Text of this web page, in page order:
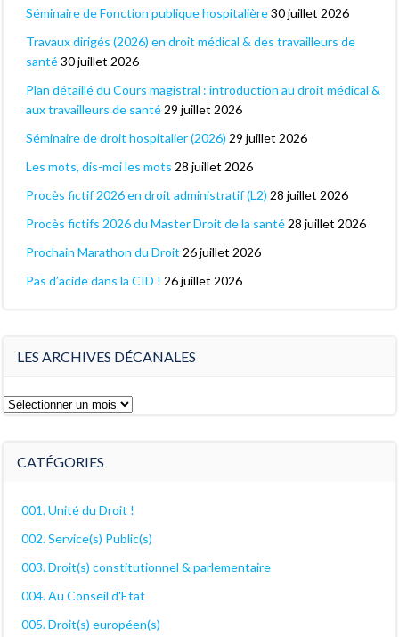
Séminaire de Fonction publique hospitalière30 juillet 2026
Travaux dirigés (2026) en droit médical & des travailleurs de
santé30 juillet 2026
Plan détaillé du Cours magistral : introduction au droit médical &
aux travailleurs de santé 29 juillet 2026
Séminaire de droit hospitalier (2026) 29 juillet 2026
Les mots, dis-moi les mots 28 juillet 2026
Procès fictif 2026 en droit administratif (L2) 28 juillet 2026
Procès fictifs 2026 du Master Droit de la santé 28 juillet 2026
Prochain Marathon du Droit 26 juillet 2026
Pas d’acide dans la CID ! 26 juillet 2026
LES ARCHIVES DÉCANALES
Les
CATÉGORIES
001. Unité du Droit !
002. Service(s) Public(s)
003. Droit(s) constitutionnel & parlementaire
004. Au Conseil d'Etat
005. Droit(s) européen(s)